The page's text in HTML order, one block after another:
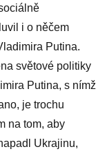
i o něčem
Putina.
světové politiky
Putina, s nímž
je trochu
na tom, aby
Ukrajinu,